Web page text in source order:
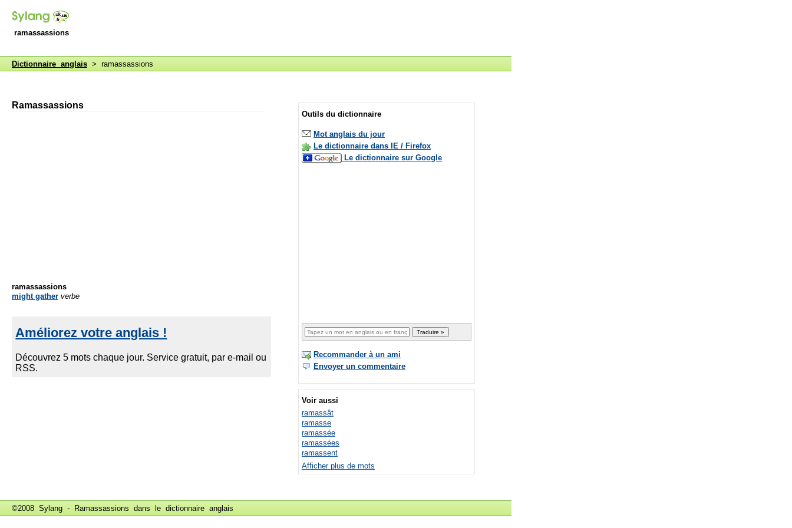
ramassassions
Dictionnaire anglais > ramassassions
Ramassassions
ramassassions
might gather verbe
Outils du dictionnaire
Mot anglais du jour
Le dictionnaire dans IE / Firefox
Le dictionnaire sur Google
Recommander à un ami
Envoyer un commentaire
Voir aussi
ramassât
ramasse
ramassée
ramassées
ramassent
Afficher plus de mots
©2008 Sylang - Ramassassions dans le dictionnaire anglais